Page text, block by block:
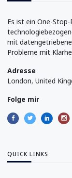
Es ist ein One-
mit
Probleme mit
Adresse
London, United
Folge mir
QUICK LINKS